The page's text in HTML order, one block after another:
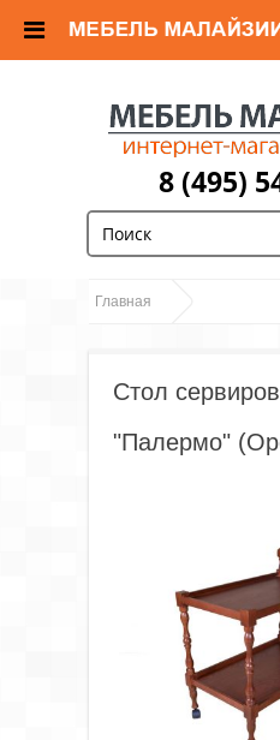
8 (495)
Главная
сервировочный "Палермо"
Стол
"Палермо"